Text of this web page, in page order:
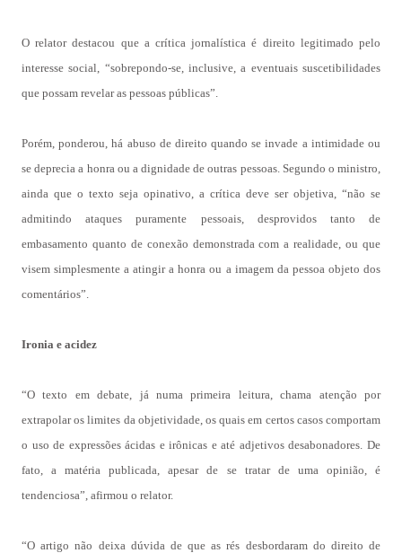
O relator destacou que a crítica jornalística é direito legitimado pelo
interesse social, “sobrepondo-se, inclusive, a eventuais suscetibilidades
que possam revelar as pessoas públicas”.
Porém, ponderou, há abuso de direito quando se invade a intimidade ou
se deprecia a honra ou a dignidade de outras pessoas. Segundo o ministro,
ainda que o texto seja opinativo, a crítica deve ser objetiva, “não se
admitindo ataques puramente pessoais, desprovidos tanto de
embasamento quanto de conexão demonstrada com a realidade, ou que
visem simplesmente a atingir a honra ou a imagem da pessoa objeto dos
comentários”.
Ironia e acidez
“O texto em debate, já numa primeira leitura, chama atenção por
extrapolar os limites da objetividade, os quais em certos casos comportam
o uso de expressões ácidas e irônicas e até adjetivos desabonadores. De
fato, a matéria publicada, apesar de se tratar de uma opinião, é
tendenciosa”, afirmou o relator.
“O artigo não deixa dúvida de que as rés desbordaram do direito de